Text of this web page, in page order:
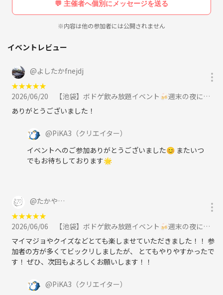
おひとり参加も大歓迎です！
お酒飲んで楽しく世界中のボードゲームで遊びましょ！
💬 主催者へ個別にメッセージを送る
※内容は他の参加者には公開されません
イベントレビュー
@よしたかfnejdj
★★★★★
2026/06/20
【池袋】ボドゲ飲み放題イベント🍻週末の夜に思い出作り✨ 新規大歓迎！！に参加
ありがとうございました！
@PiKA3 （クリエイター）
イベントへのご参加ありがとうございました😊 またいつ
でもお待ちしております🌟
@たかや…
★★★★★
2026/06/06
【池袋】ボドゲ飲み放題イベント🍻週末の夜に思い出作り✨ 新規大歓迎！！に参加
マイマジョやクイズなどとても楽しませていただきました！！ 参
加者の方が多くてビックリしましたが、 とてもやりやすかったで
す！ ぜひ、次回もよろしくお願いします！！
@PiKA3 （クリエイター）